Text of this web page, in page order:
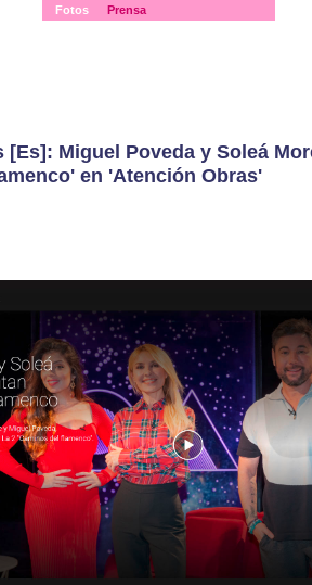
Fotos
Prensa
[Es]: Miguel Poveda y Soleá
en 'Atención Obras'